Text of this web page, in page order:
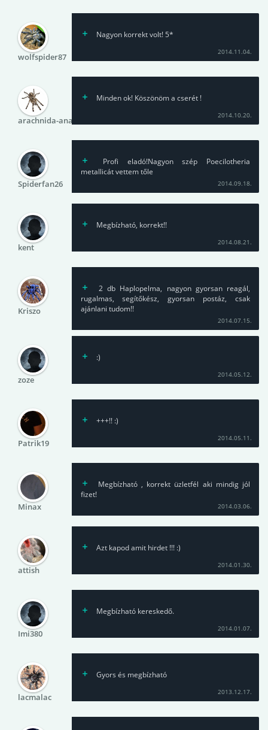
wolfspider87
Nagyon korrekt volt! 5*
2014.11.04.
arachnida-anarchia
Minden ok! Köszönöm a cserét !
2014.10.20.
Spiderfan26
Profi eladó!Nagyon szép Poecilotheria
metallicát vettem tőle
2014.09.18.
kent
Megbízható, korrekt!!
2014.08.21.
Kriszo
2 db Haplopelma, nagyon gyorsan reagál,
rugalmas, segítőkész, gyorsan postáz, csak
ajánlani tudom!!
2014.07.15.
zoze
:)
2014.05.12.
Patrik19
+++!! :)
2014.05.11.
Minax
Megbízható , korrekt üzletfél aki mindig jól
fizet!
2014.03.06.
attish
Azt kapod amit hirdet !!! :)
2014.01.30.
Imi380
Megbízható kereskedő.
2014.01.07.
lacmalac
Gyors és megbízható
2013.12.17.